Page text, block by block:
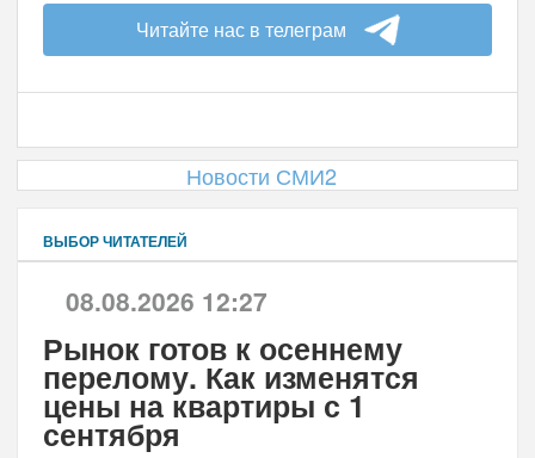
Читайте нас в телеграм
Новости СМИ2
ВЫБОР ЧИТАТЕЛЕЙ
08.08.2026 12:27
Рынок готов к осеннему
перелому. Как изменятся
цены на квартиры с 1
сентября